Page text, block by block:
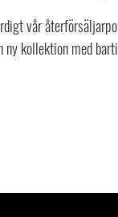
vår
ny kollektion med